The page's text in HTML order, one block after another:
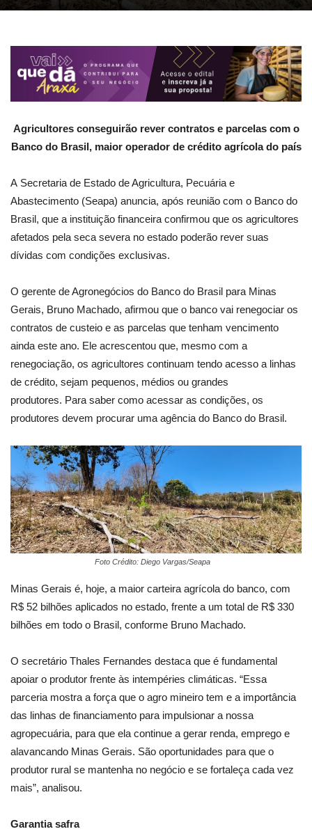
Agricultores conseguirão rever contratos e parcelas com o
Banco do Brasil, maior operador de crédito agrícola do país
A Secretaria de Estado de Agricultura, Pecuária e
Abastecimento (Seapa) anuncia, após reunião com o Banco do
Brasil, que a instituição financeira confirmou que os agricultores
afetados pela seca severa no estado poderão rever suas
dívidas com condições exclusivas.
O gerente de Agronegócios do Banco do Brasil para Minas
Gerais, Bruno Machado, afirmou que o banco vai renegociar os
contratos de custeio e as parcelas que tenham vencimento
ainda este ano. Ele acrescentou que, mesmo com a
renegociação, os agricultores continuam tendo acesso a linhas
de crédito, sejam pequenos, médios ou grandes
produtores. Para saber como acessar as condições, os
produtores devem procurar uma agência do Banco do Brasil.
Foto Crédito: Diego Vargas/Seapa
Minas Gerais é, hoje, a maior carteira agrícola do banco, com
R$ 52 bilhões aplicados no estado, frente a um total de R$ 330
bilhões em todo o Brasil, conforme Bruno Machado.
O secretário Thales Fernandes destaca que é fundamental
apoiar o produtor frente às intempéries climáticas. “Essa
parceria mostra a força que o agro mineiro tem e a importância
das linhas de financiamento para impulsionar a nossa
agropecuária, para que ela continue a gerar renda, emprego e
alavancando Minas Gerais. São oportunidades para que o
produtor rural se mantenha no negócio e se fortaleça cada vez
mais”, analisou.
Garantia safra